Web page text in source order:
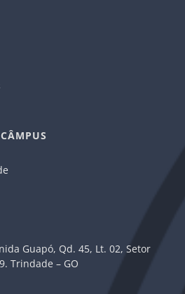
Guapó, Qd. 45, Lt. 02, Setor
Trindade – GO